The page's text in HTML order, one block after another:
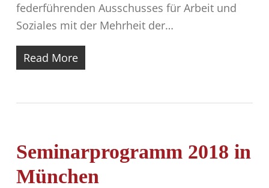
federführenden Ausschusses für Arbeit und
Soziales mit der Mehrheit der…
Read More
Seminarprogramm 2018 in
München